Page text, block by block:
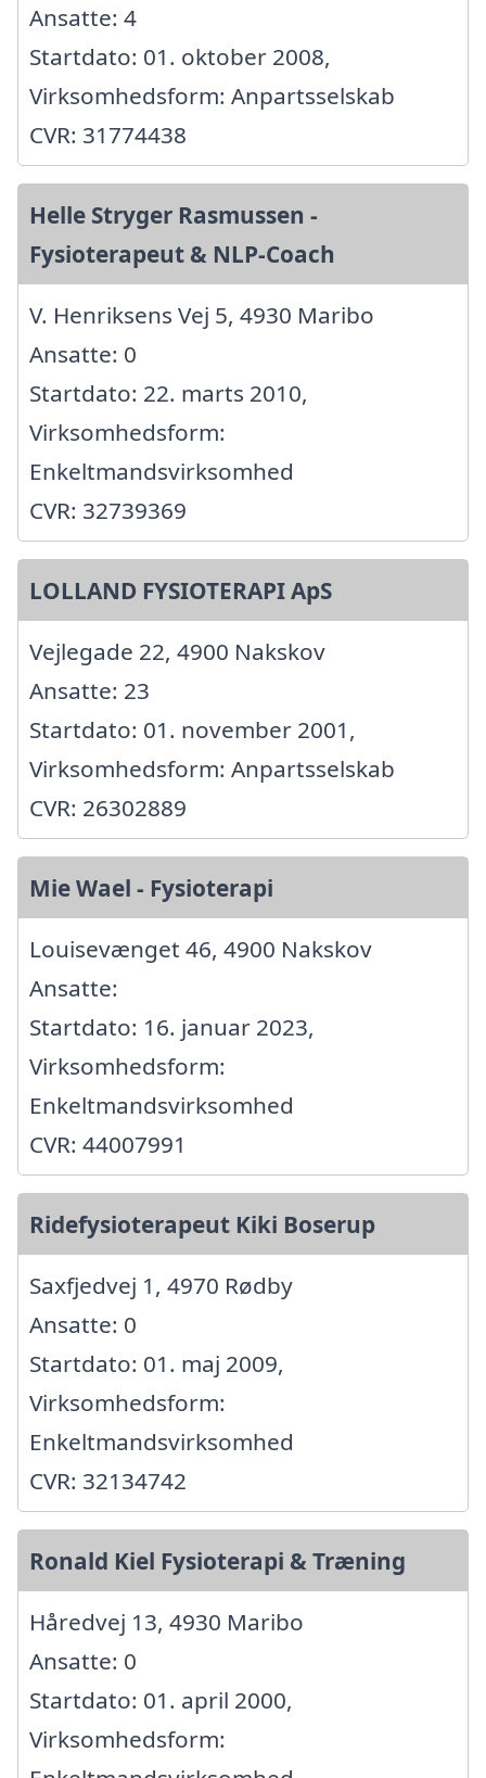
Ansatte: 4
Startdato: 01. oktober 2008,
Virksomhedsform: Anpartsselskab
CVR: 31774438
Helle Stryger Rasmussen -
Fysioterapeut & NLP-Coach
V. Henriksens Vej 5, 4930 Maribo
Ansatte: 0
Startdato: 22. marts 2010,
Virksomhedsform:
Enkeltmandsvirksomhed
CVR: 32739369
LOLLAND FYSIOTERAPI ApS
Vejlegade 22, 4900 Nakskov
Ansatte: 23
Startdato: 01. november 2001,
Virksomhedsform: Anpartsselskab
CVR: 26302889
Mie Wael - Fysioterapi
Louisevænget 46, 4900 Nakskov
Ansatte:
Startdato: 16. januar 2023,
Virksomhedsform:
Enkeltmandsvirksomhed
CVR: 44007991
Ridefysioterapeut Kiki Boserup
Saxfjedvej 1, 4970 Rødby
Ansatte: 0
Startdato: 01. maj 2009,
Virksomhedsform:
Enkeltmandsvirksomhed
CVR: 32134742
Ronald Kiel Fysioterapi & Træning
Håredvej 13, 4930 Maribo
Ansatte: 0
Startdato: 01. april 2000,
Virksomhedsform: